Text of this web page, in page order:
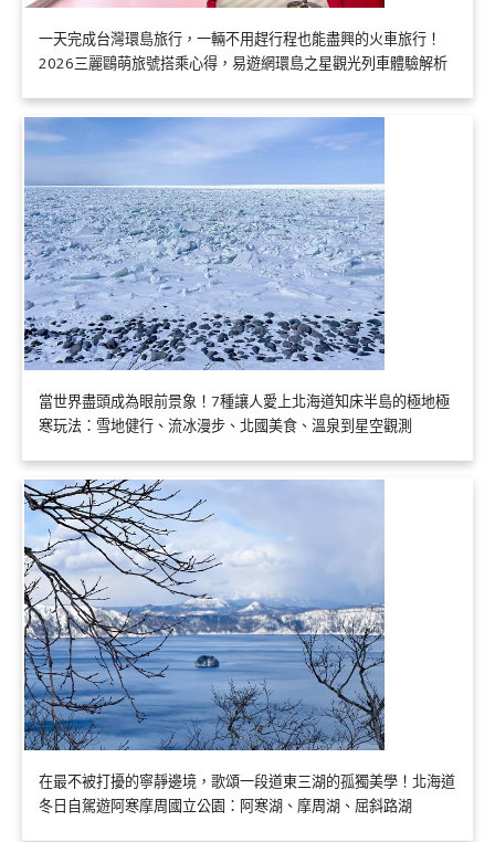
一天完成台灣環島旅行，一輛不用趕行程也能盡興的火車旅行！
2026三麗鷗萌旅號搭乘心得，易遊網環島之星觀光列車體驗解析
當世界盡頭成為眼前景象！7種讓人愛上北海道知床半島的極地極
寒玩法：雪地健行、流冰漫步、北國美食、溫泉到星空觀測
在最不被打擾的寧靜邊境，歌頌一段道東三湖的孤獨美學！北海道
冬日自駕遊阿寒摩周國立公園：阿寒湖、摩周湖、屈斜路湖